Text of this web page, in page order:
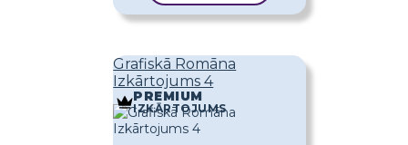
Grafiskā Romāna
Izkārtojums 4
PREMIUM
IZKĀRTOJUMS